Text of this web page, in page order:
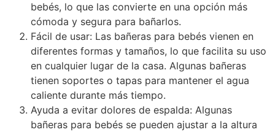
bebés, lo que las convierte en una opción más
cómoda y segura para bañarlos.
Fácil de usar: Las bañeras para bebés vienen en
diferentes formas y tamaños, lo que facilita su uso
en cualquier lugar de la casa. Algunas bañeras
tienen soportes o tapas para mantener el agua
caliente durante más tiempo.
Ayuda a evitar dolores de espalda: Algunas
bañeras para bebés se pueden ajustar a la altura